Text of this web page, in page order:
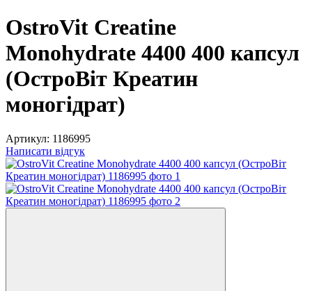
OstroVit Creatine
Monohydrate 4400 400 капсул
(ОстроВіт Креатин
моногідрат)
Артикул: 1186995
Написати відгук